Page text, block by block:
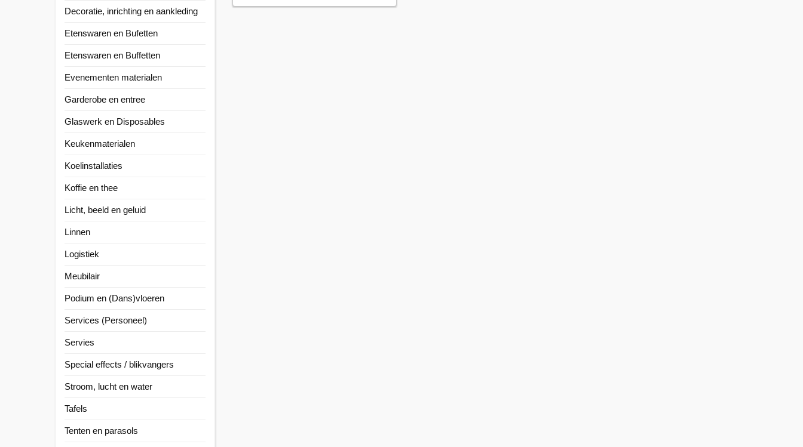
Decoratie, inrichting en aankleding
Etenswaren en Bufetten
Etenswaren en Buffetten
Evenementen materialen
Garderobe en entree
Glaswerk en Disposables
Keukenmaterialen
Koelinstallaties
Koffie en thee
Licht, beeld en geluid
Linnen
Logistiek
Meubilair
Podium en (Dans)vloeren
Services (Personeel)
Servies
Special effects / blikvangers
Stroom, lucht en water
Tafels
Tenten en parasols